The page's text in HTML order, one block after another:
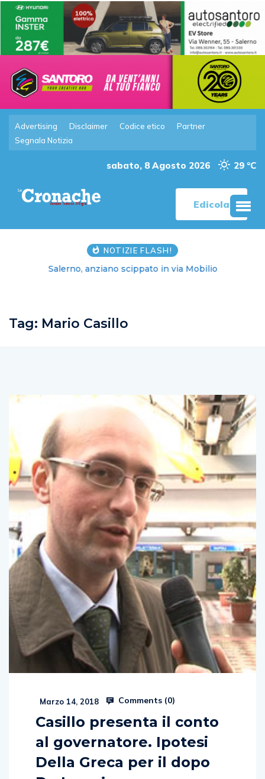
Advertising Disclaimer Codice etico
Partner
Segnala Notizia
sabato, 8 Agosto 2026 29 °C
Edicola
NOTIZIE FLASH!
Salerno, anziano scippato in via Mobilio
Casillo presenta il conto
al governatore. Ipotesi
Della Greca per il dopo
De Luca jr